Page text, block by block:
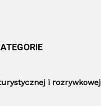
i rozrywkowej